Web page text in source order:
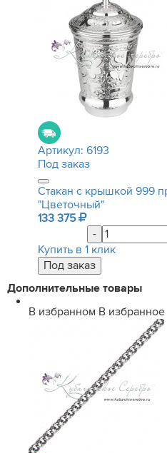
Артикул: 6193
Под заказ
Стакан с крышкой 999
"Цветочный"
133 375
-
Купить в 1 клик
Дополнительные товары
В избранном В избранное